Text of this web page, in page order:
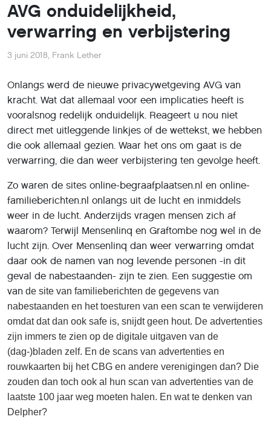
AVG onduidelijkheid,
verwarring en verbijstering
3 juni 2018, Frank Lether
Onlangs werd de nieuwe privacywetgeving AVG van
kracht. Wat dat allemaal voor een implicaties heeft is
vooralsnog redelijk onduidelijk. Reageert u nou niet
direct met uitleggende linkjes of de wettekst, we hebben
die ook allemaal gezien. Waar het ons om gaat is de
verwarring, die dan weer verbijstering ten gevolge heeft.
Zo waren de sites online-begraafplaatsen.nl en online-
familieberichten.nl onlangs uit de lucht en inmiddels
weer in de lucht. Anderzijds vragen mensen zich af
waarom? Terwijl Mensenlinq en Graftombe nog wel in de
lucht zijn. Over Mensenlinq dan weer verwarring omdat
daar ook de namen van nog levende personen -in dit
geval de nabestaanden- zijn te zien. Een suggestie om
van de site van familieberichten de gegevens van
nabestaanden en het toesturen van een scan te verwijderen
omdat dat dan ook safe is, snijdt geen hout. De advertenties
zijn immers te zien op de digitale uitgaven van de
(dag-)bladen zelf. En de scans van advertenties en
rouwkaarten bij hetCBG en andere verenigingen dan? Die
zouden dan toch ook al hun scan van advertenties van de
laatste 100 jaar weg moeten halen. En wat te denken van
Delpher?